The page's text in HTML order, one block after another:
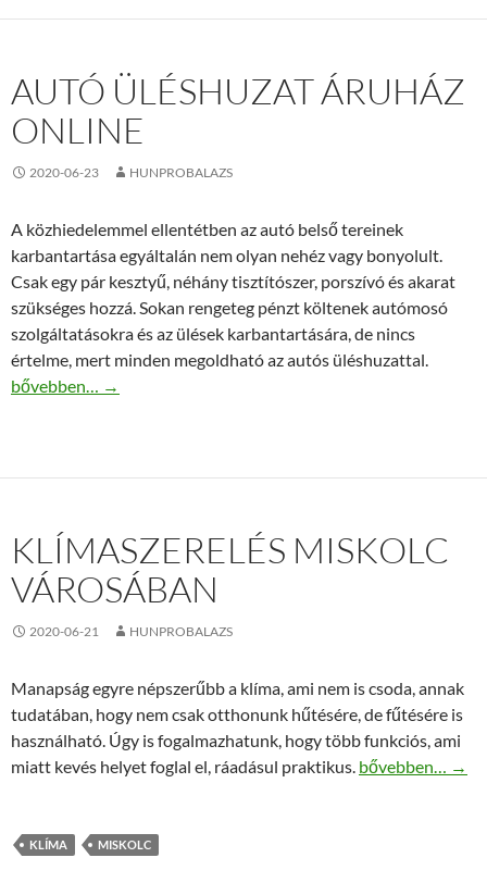
AUTÓ ÜLÉSHUZAT ÁRUHÁZ
ONLINE
2020-06-23 HUNPROBALAZS
A közhiedelemmel ellentétben az autó belső tereinek
karbantartása egyáltalán nem olyan nehéz vagy bonyolult.
Csak egy pár kesztyű, néhány tisztítószer, porszívó és akarat
szükséges hozzá. Sokan rengeteg pénzt költenek autómosó
szolgáltatásokra és az ülések karbantartására, de nincs
értelme, mert minden megoldható az autós üléshuzattal.
Autó üléshuzat áruház online
bővebben… →
KLÍMASZERELÉS MISKOLC
VÁROSÁBAN
2020-06-21 HUNPROBALAZS
Manapság egyre népszerűbb a klíma, ami nem is csoda, annak
tudatában, hogy nem csak otthonunk hűtésére, de fűtésére is
használható. Úgy is fogalmazhatunk, hogy több funkciós, ami
miatt kevés helyet foglal el, ráadásul praktikus. Klímaszerelés
bővebben… →
KLÍMA MISKOLC